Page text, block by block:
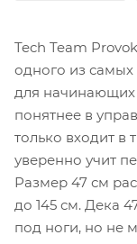
Tech Team
одного из
для начинающих
понятнее в
только входит в
уверенно учит
Размер 47 см
до 145 см. Дека
под ноги, но не